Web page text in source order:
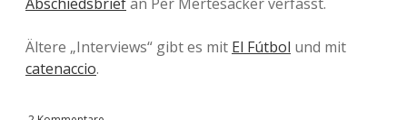
Ältere „Interviews“ gibt es mit El Fútbol und mit
catenaccio.